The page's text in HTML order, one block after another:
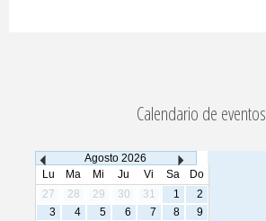
Calendario de eventos
Agosto 2026
Lu
Ma Mi Ju Vi Sa
Do
27
28 29 30 31 1
2
3
4 5 6 7 8
9